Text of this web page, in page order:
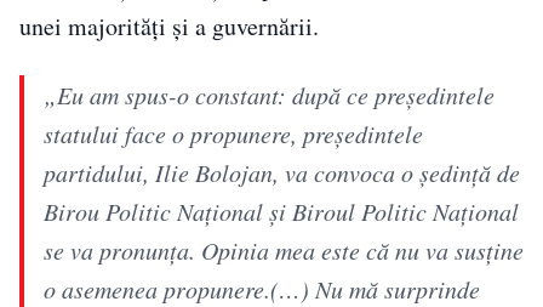
unei majorități și a guvernării.
„Eu am spus-o constant: după ce preşedintele
statului face o propunere, preşedintele
partidului, Ilie Bolojan, va convoca o şedinţă de
Birou Politic Naţional şi Biroul Politic Naţional
se va pronunţa. Opinia mea este că nu va susţine
o asemenea propunere.(…) Nu mă surprinde